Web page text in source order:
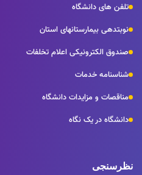
تلفن های دانشگاه
نوبتدهی بیمارستانهای استان
صندوق الکترونیکی اعلام تخلفات
شناسنامه خدمات
مناقصات و مزایدات دانشگاه
دانشگاه در یک نگاه
نظرسنجی